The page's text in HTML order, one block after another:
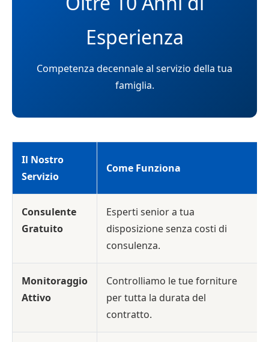
Esperienza
Competenza decennale al servizio della tua
famiglia.
Il Nostro
Servizio
Come Funziona
Consulente
Gratuito
Esperti senior a tua
disposizione senza costi di
consulenza.
Monitoraggio
Attivo
Controlliamo le tue forniture
per tutta la durata del
contratto.